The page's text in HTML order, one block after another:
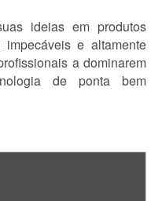
ideias em produtos
e altamente
a dominarem
de ponta bem